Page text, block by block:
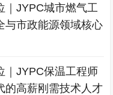
｜JYPC城市燃气工
市政能源领域核心
｜JYPC保温工程师
高薪刚需技术人才